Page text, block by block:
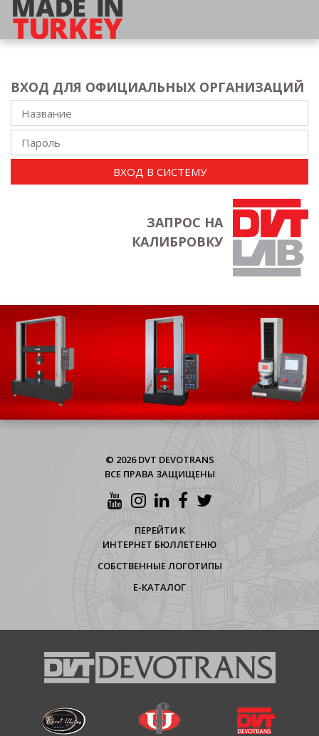
ВХОД ДЛЯ ОФИЦИАЛЬНЫХ ОРГАНИЗАЦИЙ
ВХОД В СИСТЕМУ
ЗАПРОС НА
КАЛИБРОВКУ
© 2026 DVT DEVOTRANS
ВСЕ ПРАВА ЗАЩИЩЕНЫ
ПЕРЕЙТИ К
ИНТЕРНЕТ БЮЛЛЕТЕНЮ
СОБСТВЕННЫЕ ЛОГОТИПЫ
Е-КАТАЛОГ